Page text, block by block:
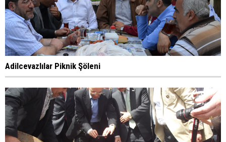
Adilcevazlılar Piknik Şöleni